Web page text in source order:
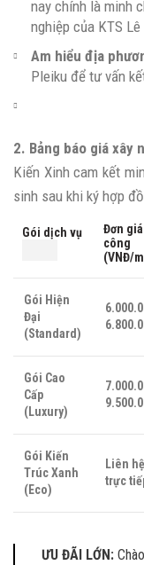
nay chính là minh
nghiệp của KTS
Am hiểu địa
Pleiku để tư vấn
2. Bảng báo giá xây
Kiến Xinh cam kết
sinh sau khi ký hợp
Gói dịch vụ
Đơn
công
(VNĐ/
Gói Hiện
Đại
(Standard)
Gói Cao
Cấp
(Luxury)
Gói Kiến
Trúc Xanh
(Eco)
Liên hệ
trực
ƯU ĐÃI LỚN: